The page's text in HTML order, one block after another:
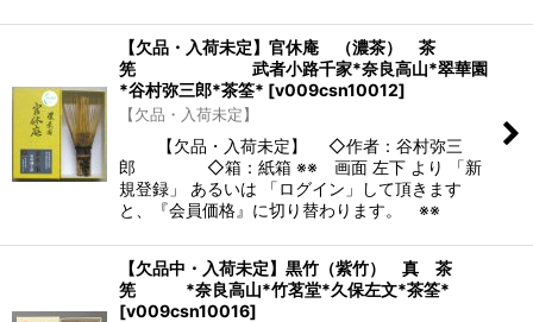
【欠品・入荷未定】官休庵 （濃茶） 茶
筅 武者小路千家*奈良高山*翠華園
*谷村弥三郎*茶筌* [v009csn10012]
【欠品・入荷未定】
【欠品・入荷未定】 ◇作者：谷村弥三
郎 ◇箱：紙箱 ※※ 画面 左下 より 「新
規登録」 あるいは 「ログイン」して頂きます
と、『会員価格』に切り替わります。 ※※
【欠品中・入荷未定】黒竹（紫竹） 真 茶
筅 *奈良高山*竹茗堂*久保左文*茶筌*
[v009csn10016]